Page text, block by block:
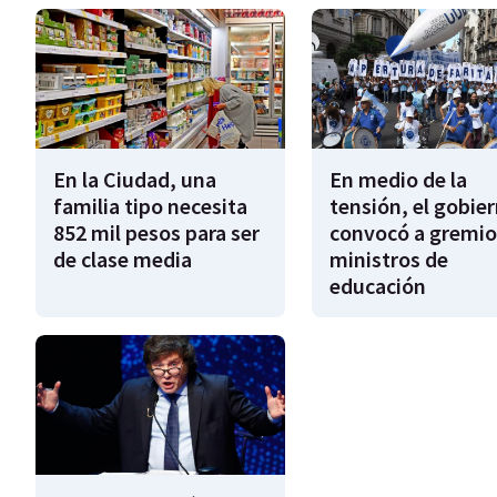
En la Ciudad, una
familia tipo necesita
852 mil pesos para ser
de clase media
En medio de la
tensión, el
convocó a
ministros de
educación